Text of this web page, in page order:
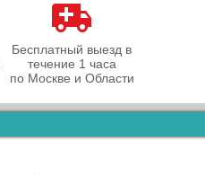
Бесплатный выезд в
течение 1 часа
по Москве и Области